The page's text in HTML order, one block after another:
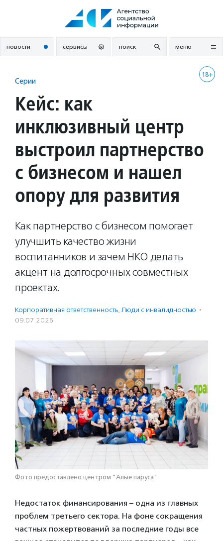
новости сервисы поиск меню
18+
Серии
Кейс: как
инклюзивный центр
выстроил партнерство
с бизнесом и нашел
опору для развития
Как партнерство с бизнесом помогает
улучшить качество жизни
воспитанников и зачем НКО делать
акцент на долгосрочных совместных
проектах.
Корпоративная ответственность, Люди с инвалидностью ·
09.07.2026
Фото предоставлено центром "Алые паруса"
Недостаток финансирования – одна из главных
проблем третьего сектора. На фоне сокращения
частных пожертвований за последние годы все